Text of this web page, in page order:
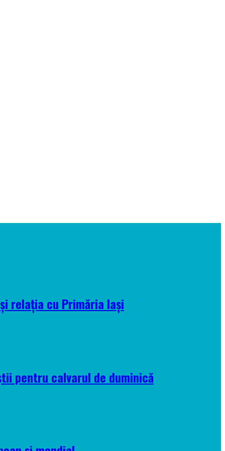
relația cu Primăria Iași
pentru calvarul de duminică